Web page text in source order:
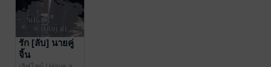
รัก [ลับ] นายคู่
จิ้น